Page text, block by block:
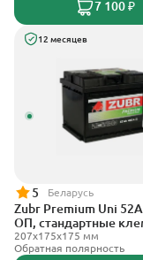
7 100 ₽
12 месяцев
5 Беларусь
Zubr Premium Uni
ОП, стандартные
207x175x175 мм
Обратная полярность